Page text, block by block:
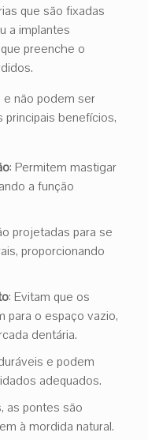
que são fixadas
a implantes
preenche o
não podem ser
benefícios,
: Permitem mastigar
a função
projetadas para se
proporcionando
: Evitam que os
para o espaço vazio,
dentária.
e podem
adequados.
as pontes são
à mordida natural.